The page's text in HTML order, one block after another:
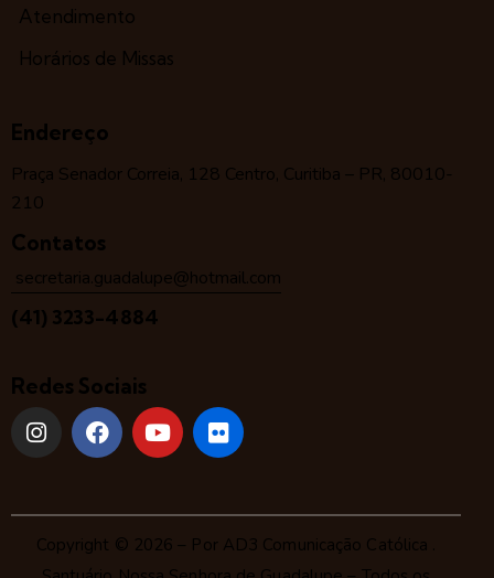
Atendimento
Horários de Missas
Endereço
Praça Senador Correia, 128 Centro, Curitiba – PR, 80010-
210
Contatos
secretaria.guadalupe@hotmail.com
(41) 3233-4884
Redes Sociais
Copyright © 2026 – Por AD3 Comunicação Católica .